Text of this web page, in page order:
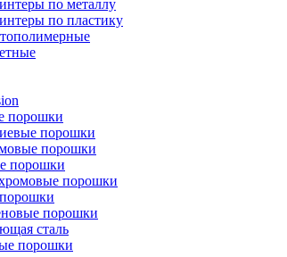
по металлу
по пластику
порошки
порошки
порошки
порошки
порошки
порошки
сталь
порошки